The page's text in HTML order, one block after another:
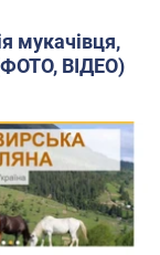
мукачівця,
(ФОТО, ВІДЕО)